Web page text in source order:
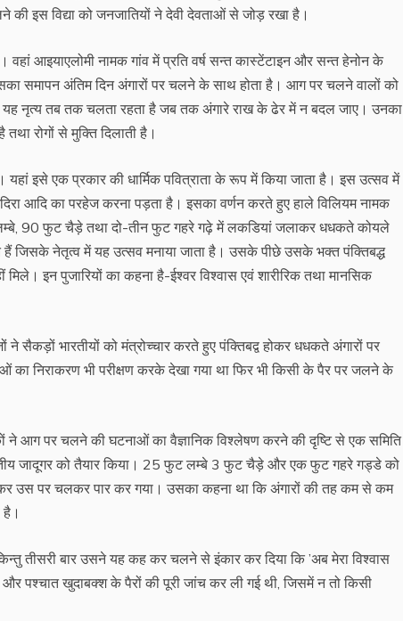
इस विद्या को जनजातियों ने देवी देवताओं से जोड़ रखा है।
आइयाएलोमी नामक गांव में प्रति वर्ष सन्त कास्टेंटाइन और सन्त हेनोन के
समापन अंतिम दिन अंगारों पर चलने के साथ होता है। आग पर चलने वालों को
यह नृत्य तब तक चलता रहता है जब तक अंगारे राख के ढेर में न बदल जाए। उनका
रोगों से मुक्ति दिलाती है।
इसे एक प्रकार की धार्मिक पवित्राता के रूप में किया जाता है। इस उत्सव में
आदि का परहेज करना पड़ता है। इसका वर्णन करते हुए हाले विलियम नामक
90 फुट चैड़े तथा दो-तीन फुट गहरे गढ़े में लकडियां जलाकर धधकते कोयले
नेतृत्व में यह उत्सव मनाया जाता है। उसके पीछे उसके भक्त पंक्तिबद्ध
इन पुजारियों का कहना है-ईश्वर विश्वास एवं शारीरिक तथा मानसिक
भारतीयों को मंत्रोच्चार करते हुए पंक्तिबद्व होकर धधकते अंगारों पर
निराकरण भी परीक्षण करके देखा गया था फिर भी किसी के पैर पर जलने के
ने आग पर चलने की घटनाओं का वैज्ञानिक विश्लेषण करने की दृष्टि से एक समिति
जादूगर को तैयार किया। 25 फुट लम्बे 3 फुट चैड़े और एक फुट गहरे गड्डे को
उस पर चलकर पार कर गया। उसका कहना था कि अंगारों की तह कम से कम
तीसरी बार उसने यह कह कर चलने से इंकार कर दिया कि ’अब मेरा विश्वास
पश्चात खुदाबक्श के पैरों की पूरी जांच कर ली गई थी, जिसमें न तो किसी